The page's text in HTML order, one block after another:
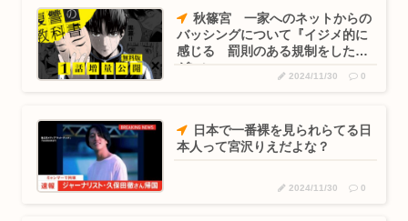
射殺されたオッサン、最近母を亡くして精神的ショックを受け
ていたと...
【悲報】片山さつき財務大臣の防災服がヤバすぎると話題に
(っ´ω`c)幻想水滸伝STAR LEAPがついに明日、配信され...
きゃりーぱみゅぱみゅ、本名が「桐子」だと公表
秋篠宮 一家へのネットからの
バッシングについて『イジメ的に
感じる 罰則のある規制をした方
がいい』
2024/11/30 0
日本で一番裸を見られらてる日
本人って宮沢りえだよな？
2024/11/30 0